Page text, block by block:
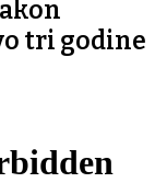
tri godine